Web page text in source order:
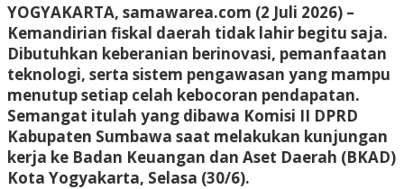
YOGYAKARTA, samawarea.com (2 Juli 2026) –
Kemandirian fiskal daerah tidak lahir begitu saja.
Dibutuhkan keberanian berinovasi, pemanfaatan
teknologi, serta sistem pengawasan yang mampu
menutup setiap celah kebocoran pendapatan.
Semangat itulah yang dibawa Komisi II DPRD
Kabupaten Sumbawa saat melakukan kunjungan
kerja ke Badan Keuangan dan Aset Daerah (BKAD)
Kota Yogyakarta, Selasa (30/6).